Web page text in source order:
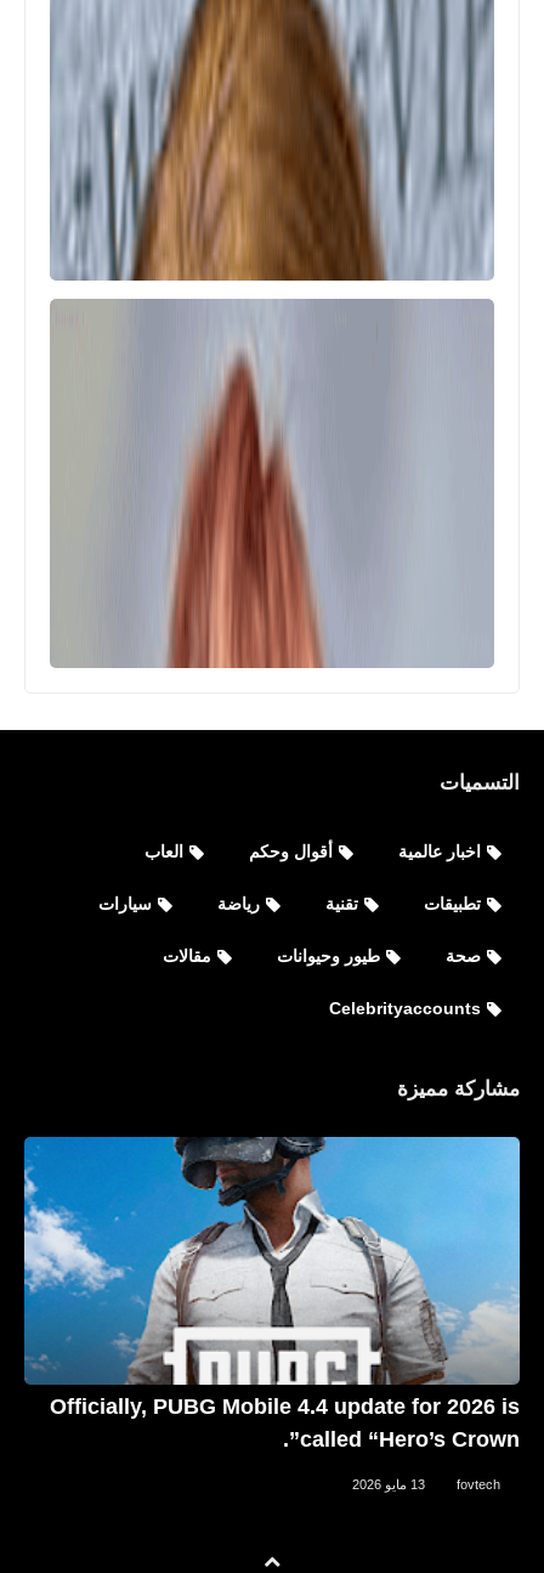
Celebrityaccounts
جميع حسابات تركي آل الشيخ TURKI
ALALSHIKH الشخصية على مواقع
التواصل الاجتماعي
التسميات
اخبار عالمية أقوال وحكم العاب
تطبيقات تقنية رياضة سيارات
صحة طيور وحيوانات مقالات
Celebrityaccounts
مشاركة مميزة
Officially, PUBG Mobile 4.4 update for 2026 is
called “Hero’s Crown”.
fovtech 13 مايو 2026